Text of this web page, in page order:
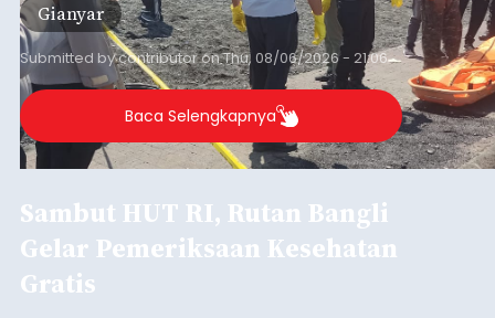
Gianyar
Submitted bycontributoronThu, 08/06/2026 - 21:06
Baca Selengkapnya
Sambut HUT RI, Rutan Bangli
Gelar Pemeriksaan Kesehatan
Gratis